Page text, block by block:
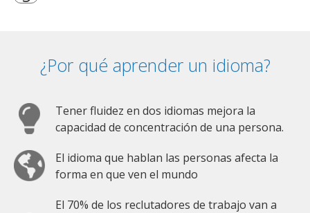
¿Por qué aprender un idioma?
Tener fluidez en dos idiomas mejora la
capacidad de concentración de una persona.
El idioma que hablan las personas afecta la
forma en que ven el mundo
El 70% de los reclutadores de trabajo van a